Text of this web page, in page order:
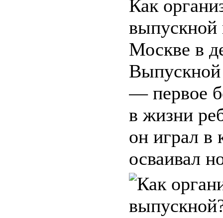
Как
Москве в
Выпускной
— первое
в жизни
он играл в
осваивал